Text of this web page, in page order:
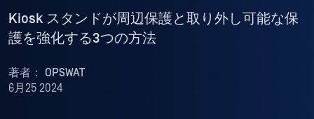
Kiosk スタンドが周辺保護と取り外し可能な保
護を強化する3つの方法
著者： OPSWAT
6月25 2024